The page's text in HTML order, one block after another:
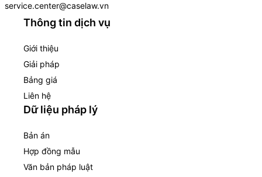
service.center@caselaw.vn
Thông tin dịch vụ
Giới thiệu
Giải pháp
Bảng giá
Liên hệ
Dữ liệu pháp lý
Bản án
Hợp đồng mẫu
Văn bản pháp luật